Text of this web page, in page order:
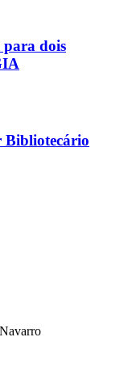
para dois
Bibliotecário